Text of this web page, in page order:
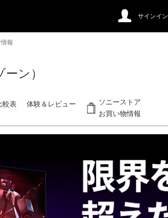
サインイン
報
ン）
較表 体験＆レビュー
ソニーストア
お買い物情報